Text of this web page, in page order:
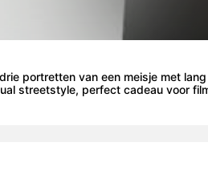
portretten van een meisje met
streetstyle, perfect cadeau voor